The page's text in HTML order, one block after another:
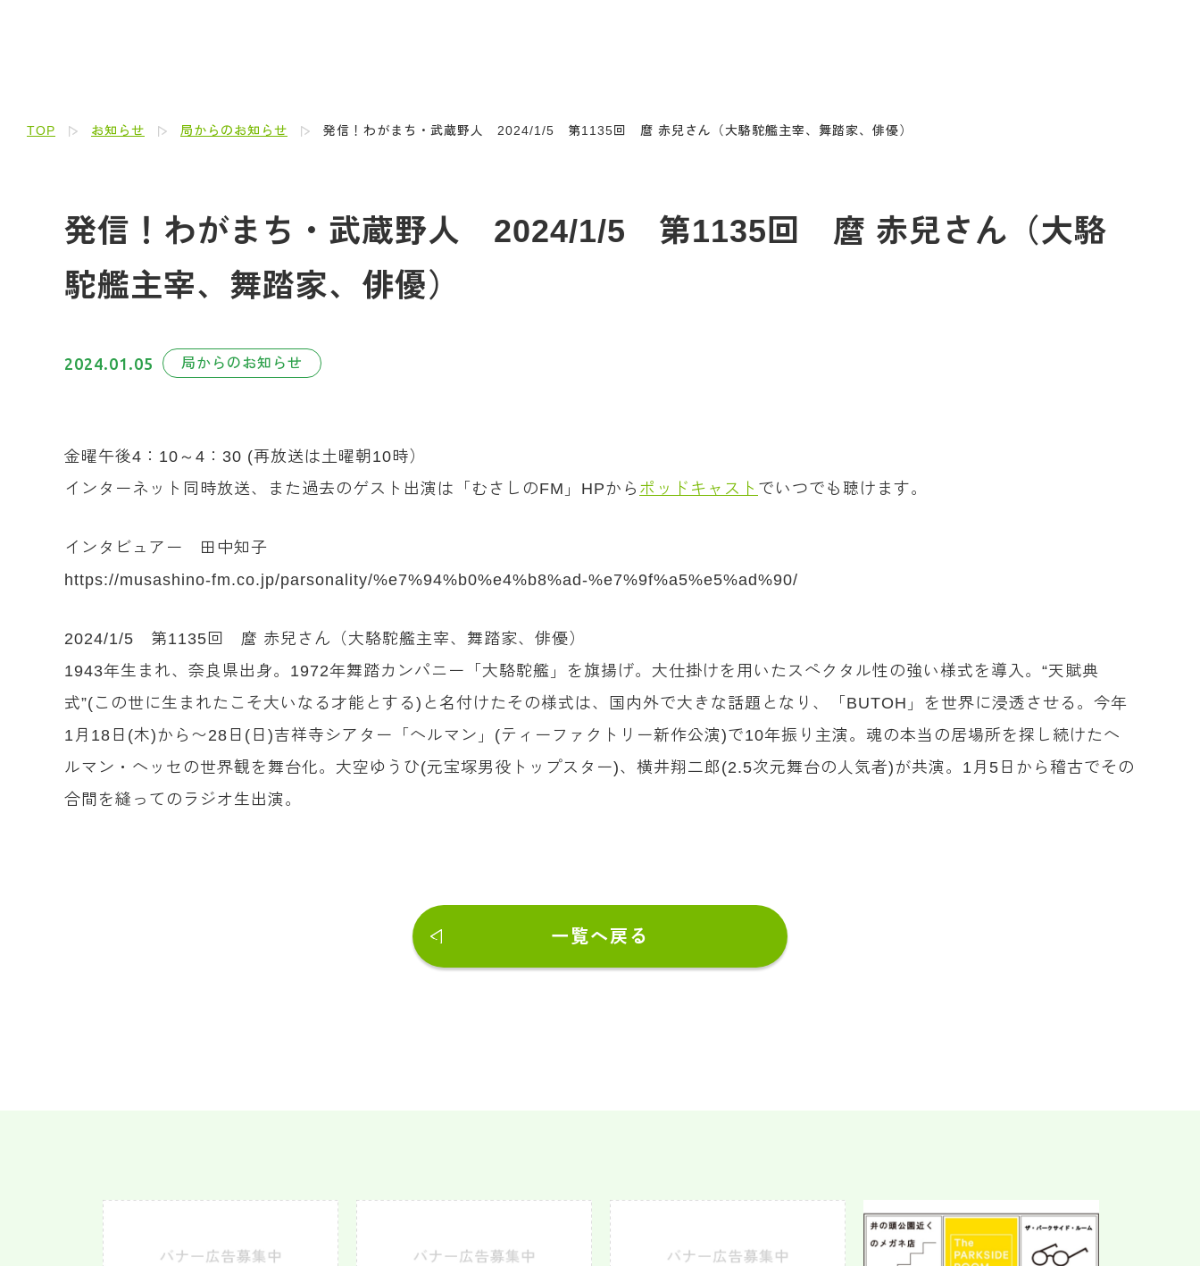
TOP お知らせ 局からのお知らせ 発信！わがまち・武蔵野人 2024/1/5 第1135回 麿 赤兒さん（大駱駝艦主宰、舞踏家、俳優）
発信！わがまち・武蔵野人 2024/1/5 第1135回 麿 赤兒さん（大駱
駝艦主宰、舞踏家、俳優）
2024.01.05 局からのお知らせ
金曜午後4：10～4：30 (再放送は土曜朝10時）
インターネット同時放送、また過去のゲスト出演は「むさしのFM」HPから ポッドキャスト でいつでも聴けます。
インタビュアー 田中知子
https://musashino-fm.co.jp/parsonality/%e7%94%b0%e4%b8%ad-%e7%9f%a5%e5%ad%90/
2024/1/5 第1135回 麿 赤兒さん（大駱駝艦主宰、舞踏家、俳優）
1943年生まれ、奈良県出身。1972年舞踏カンパニー「大駱駝艦」を旗揚げ。大仕掛けを用いたスペクタル性の強い様式を導入。“天賦典
式”(この世に生まれたこそ大いなる才能とする)と名付けたその様式は、国内外で大きな話題となり、「BUTOH」を世界に浸透させる。今年
1月18日(木)から〜28日(日)吉祥寺シアター「ヘルマン」(ティーファクトリー新作公演)で10年振り主演。魂の本当の居場所を探し続けたヘ
ルマン・ヘッセの世界観を舞台化。大空ゆうひ(元宝塚男役トップスター)、横井翔二郎(2.5次元舞台の人気者)が共演。1月5日から稽古でその
合間を縫ってのラジオ生出演。
一覧へ戻る